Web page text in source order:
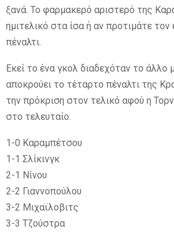
ξανά. Το φαρμακερό αριστερό της
ημιτελικό στα ίσα ή αν προτιμάτε τον
πέναλτι.
Εκεί το ένα γκολ διαδεχόταν το άλλο
αποκρούει το τέταρτο πέναλτι της
την πρόκριση στον τελικό αφού η
στο τελευταίο.
1-0 Καραμπέτσου
1-1 Σλίκινγκ
2-1 Νίνου
2-2 Γιαννοπούλου
3-2 Μιχαϊλοβιτς
3-3 Τζούστρα